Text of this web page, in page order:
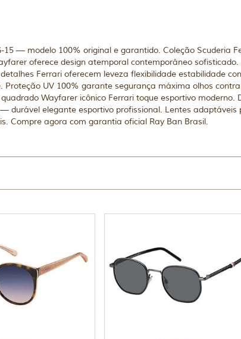
— modelo 100% original e garantido. Coleção Scuderia
oferece design atemporal contemporâneo
Ferrari oferecem leveza flexibilidade estabilidade
Proteção UV 100% garante segurança máxima olhos
Wayfarer icônico Ferrari toque esportivo moderno.
durável elegante esportivo profissional. Lentes
Compre agora com garantia oficial Ray Ban Brasil.